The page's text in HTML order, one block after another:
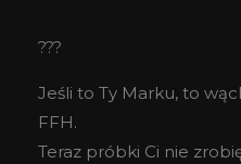
???
Jeśli to Ty Marku, to
FFH.
Teraz próbki Ci nie